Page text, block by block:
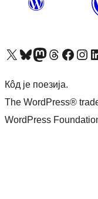
Visit our X (formerly Twitter) account
Посетите наш Bluesky налог
Visit our Mastodon account
Посетите наш налог на Threads-у Visit our Facebook page
Посетите наш
Кôд је поезија.
The WordPress®
WordPress